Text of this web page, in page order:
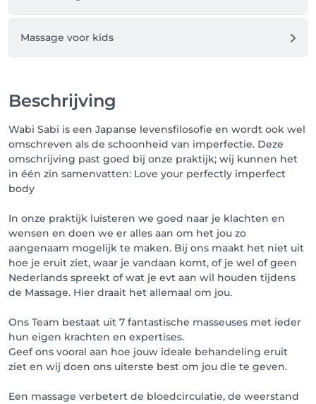
de helft van het tarief van de gekozen behandeling
in rekening worden gebracht.
beschouwd als een no show en wordt de gehele
behandeling door gerekend.
Wij vragen uw begrip hiervoor.
Hartelijke groet,
Team WABI SABI MASSAGE
Massage voor kids
Beschrijving
Wabi Sabi is een Japanse levensfilosofie en wordt ook wel
omschreven als de schoonheid van imperfectie. Deze
omschrijving past goed bij onze praktijk; wij kunnen het
in één zin samenvatten: Love your perfectly imperfect
body
In onze praktijk luisteren we goed naar je klachten en
wensen en doen we er alles aan om het jou zo
aangenaam mogelijk te maken. Bij ons maakt het niet uit
hoe je eruit ziet, waar je vandaan komt, of je wel of geen
Nederlands spreekt of wat je evt aan wil houden tijdens
de Massage. Hier draait het allemaal om jou.
Ons Team bestaat uit 7 fantastische masseuses met ieder
hun eigen krachten en expertises.
Geef ons vooral aan hoe jouw ideale behandeling eruit
ziet en wij doen ons uiterste best om jou die te geven.
Een massage verbetert de bloedcirculatie, de weerstand